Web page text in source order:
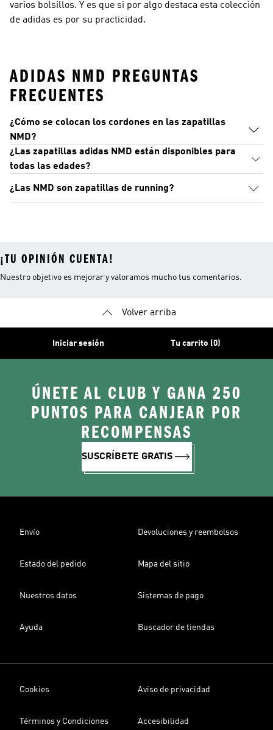
varios bolsillos. Y es que si por algo destaca esta colección
de adidas es por su practicidad.
ADIDAS NMD PREGUNTAS
FRECUENTES
¿Cómo se colocan los cordones en las zapatillas
NMD?
¿Las zapatillas adidas NMD están disponibles para
todas las edades?
¿Las NMD son zapatillas de running?
¡TU OPINIÓN CUENTA!
Nuestro objetivo es mejorar y valoramos mucho tus comentarios.
Volver arriba
Iniciar sesión Tu carrito (0)
ÚNETE AL CLUB Y GANA 250
PUNTOS PARA CANJEAR POR
RECOMPENSAS
SUSCRÍBETE GRATIS
Envío Devoluciones y reembolsos
Estado del pedido Mapa del sitio
Nuestros datos Sistemas de pago
Ayuda Buscador de tiendas
Cookies Aviso de privacidad
Términos y Condiciones Accesibilidad